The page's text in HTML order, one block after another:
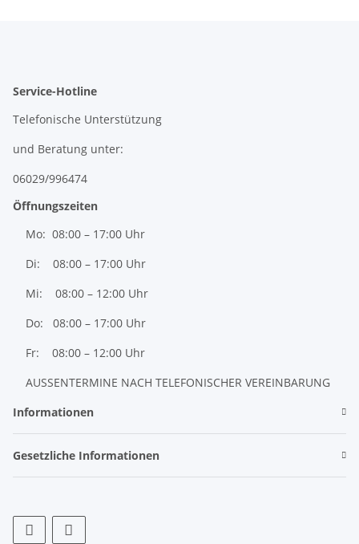
Service-Hotline
Telefonische Unterstützung
und Beratung unter:
06029/996474
Öffnungszeiten
Mo: 08:00 – 17:00 Uhr
Di: 08:00 – 17:00 Uhr
Mi: 08:00 – 12:00 Uhr
Do: 08:00 – 17:00 Uhr
Fr: 08:00 – 12:00 Uhr
AUSSENTERMINE NACH TELEFONISCHER VEREINBARUNG
Informationen
Gesetzliche Informationen